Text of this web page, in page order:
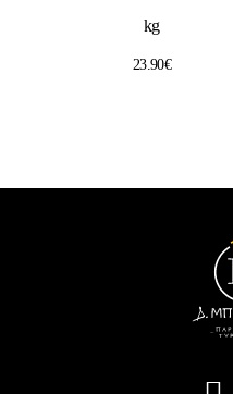
kg
23.90€